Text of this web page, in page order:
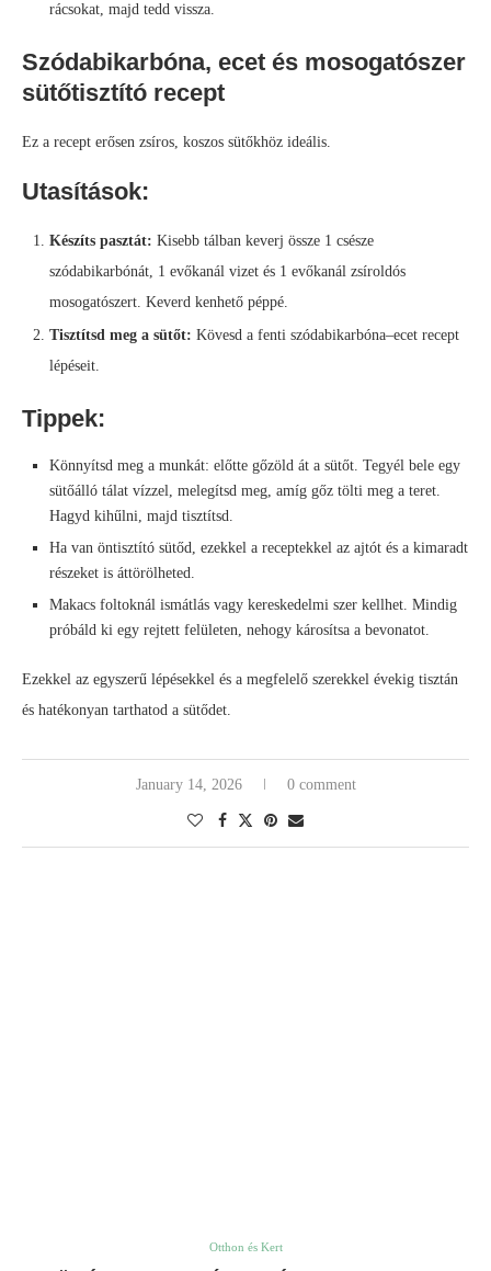
rácsokat, majd tedd vissza.
Szódabikarbóna, ecet és mosogatószer
sütőtisztító recept
Ez a recept erősen zsíros, koszos sütőkhöz ideális.
Utasítások:
Készíts pasztát: Kisebb tálban keverj össze 1 csésze
szódabikarbónát, 1 evőkanál vizet és 1 evőkanál zsíroldós
mosogatószert. Keverd kenhető péppé.
Tisztítsd meg a sütőt: Kövesd a fenti szódabikarbóna–ecet recept
lépéseit.
Tippek:
Könnyítsd meg a munkát: előtte gőzöld át a sütőt. Tegyél bele egy
sütőálló tálat vízzel, melegítsd meg, amíg gőz tölti meg a teret.
Hagyd kihűlni, majd tisztítsd.
Ha van öntisztító sütőd, ezekkel a receptekkel az ajtót és a kimaradt
részeket is áttörölheted.
Makacs foltoknál ismátlás vagy kereskedelmi szer kellhet. Mindig
próbáld ki egy rejtett felületen, nehogy károsítsa a bevonatot.
Ezekkel az egyszerű lépésekkel és a megfelelő szerekkel évekig tisztán
és hatékonyan tarthatod a sütődet.
January 14, 2026 0 comment
Otthon és Kert